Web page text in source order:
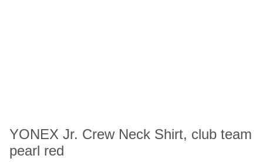
YONEX Jr. Crew Neck Shirt, club team
pearl red